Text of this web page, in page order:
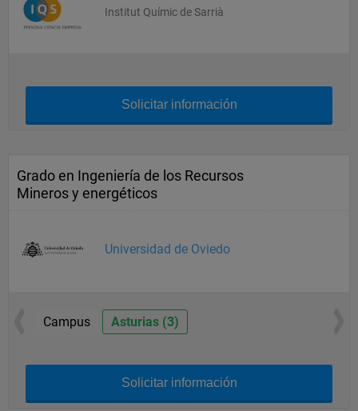
Institut Químic de Sarrià
Solicitar información
Grado en Ingeniería de los Recursos
Mineros y energéticos
Universidad de Oviedo
Campus Asturias (3)
Solicitar información